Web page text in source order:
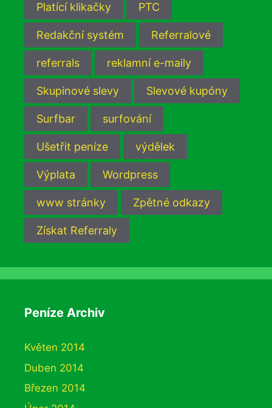
Platící klikačky PTC
Redakční systém Referralové
referrals reklamní e-maily
Skupinové slevy Slevové kupóny
Surfbar surfování
Ušetřit peníze výdělek
Výplata Wordpress
www stránky Zpětné odkazy
Získat Referraly
Peníze Archiv
Květen 2014
Duben 2014
Březen 2014